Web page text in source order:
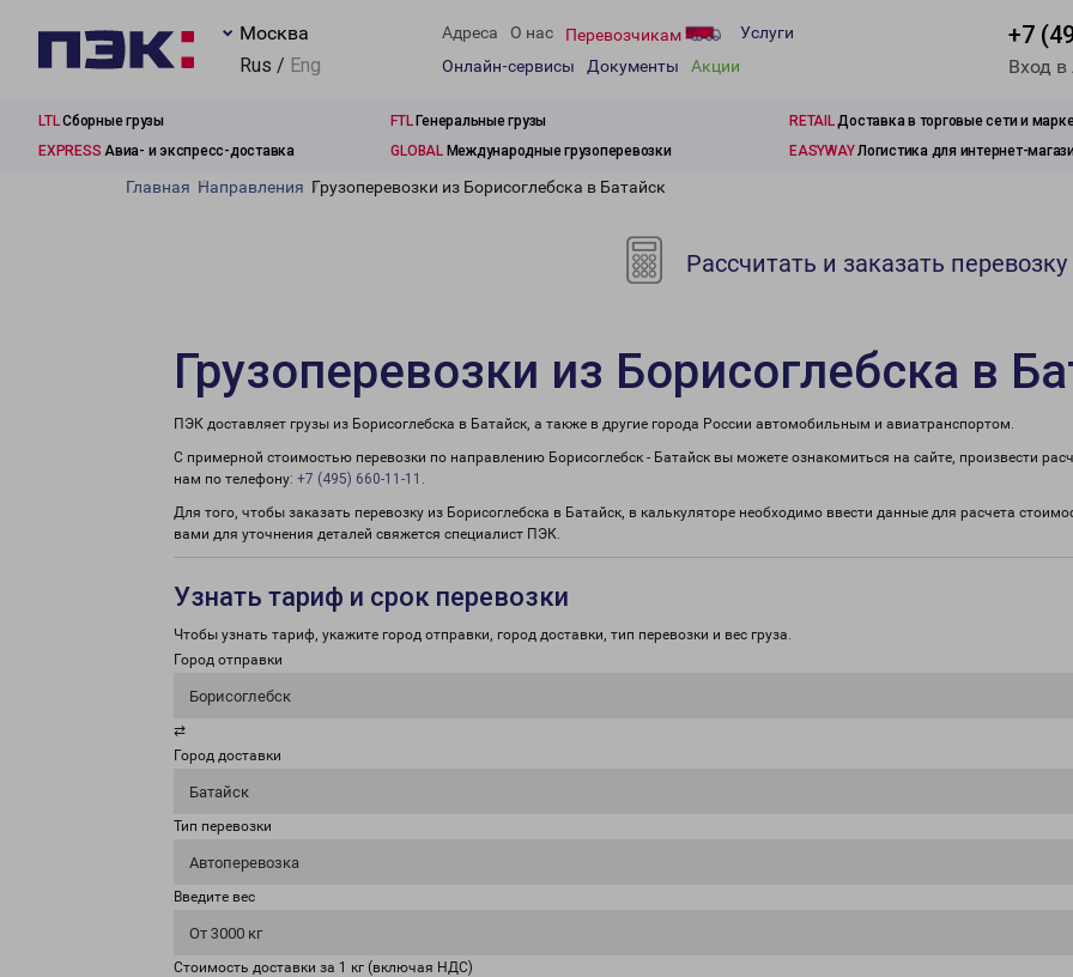
Москва
Rus / Eng
Адреса О нас Перевозчикам
Услуги
Онлайн-сервисы
Документы Акции
+7
Вход
LTLСборные грузы FTLГенеральные грузы RETAILДоставка в торговые сети и
EXPRESS Авиа- и экспресс-доставка GLOBALМеждународные грузоперевозки EASYWAYЛогистика для интернет-
Главная Направления Грузоперевозки из Борисоглебска в Батайск
Рассчитать и заказать перевозку
Грузоперевозки из Борисоглебска в
ПЭК доставляет грузы из Борисоглебска в Батайск, а также в другие города России автомобильным и авиатранспортом.
С примерной стоимостью перевозки по направлению Борисоглебск - Батайск вы можете ознакомиться на сайте, произвести
нам по телефону: +7 (495) 660-11-11 .
Для того, чтобы заказать перевозку из Борисоглебска в Батайск, в калькуляторе необходимо ввести данные для расчета
вами для уточнения деталей свяжется специалист ПЭК.
Узнать тариф и срок перевозки
Чтобы узнать тариф, укажите город отправки, город доставки, тип перевозки и вес груза.
Город отправки
Борисоглебск
⇄
Город доставки
Батайск
Тип перевозки
Автоперевозка
Введите вес
От 3000 кг
Стоимость доставки за 1 кг (включая НДС)